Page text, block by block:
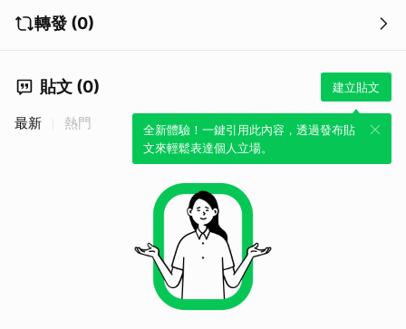
轉發 (0)
貼文 (0) 建立貼文
全新體驗！一鍵引用此內容，透過發布貼
文來輕鬆表達個人立場。
最新 熱門